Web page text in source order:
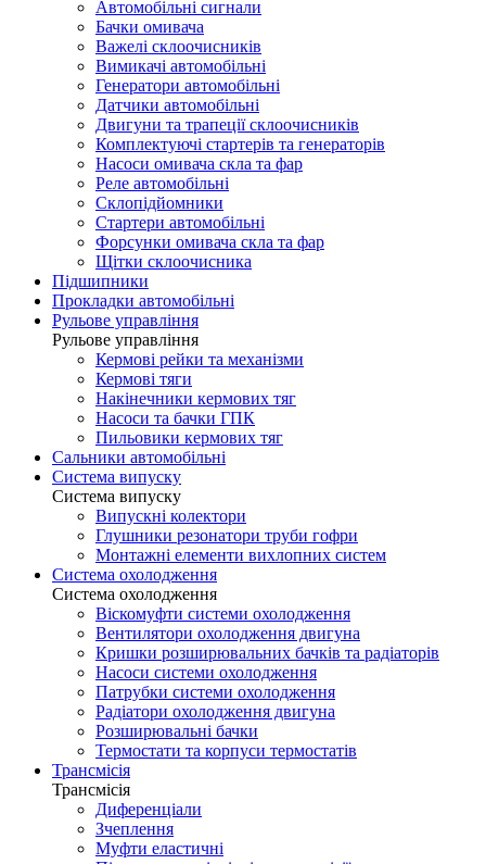
Автомобільні сигнали
Бачки омивача
Важелі склоочисників
Вимикачі автомобільні
Генератори автомобільні
Датчики автомобільні
Двигуни та трапеції склоочисників
Комплектуючі стартерів та генераторів
Насоси омивача скла та фар
Реле автомобільні
Склопідйомники
Стартери автомобільні
Форсунки омивача скла та фар
Щітки склоочисника
Підшипники
Прокладки автомобільні
Рульове управління
Рульове управління
Кермові рейки та механізми
Кермові тяги
Накінечники кермових тяг
Насоси та бачки ГПК
Пильовики кермових тяг
Сальники автомобільні
Система випуску
Система випуску
Випускні колектори
Глушники резонатори труби гофри
Монтажні елементи вихлопних систем
Система охолодження
Система охолодження
Віскомуфти системи охолодження
Вентилятори охолодження двигуна
Кришки розширювальних бачків та радіаторів
Насоси системи охолодження
Патрубки системи охолодження
Радіатори охолодження двигуна
Розширювальні бачки
Термостати та корпуси термостатів
Трансмісія
Трансмісія
Диференціали
Зчеплення
Муфти еластичні